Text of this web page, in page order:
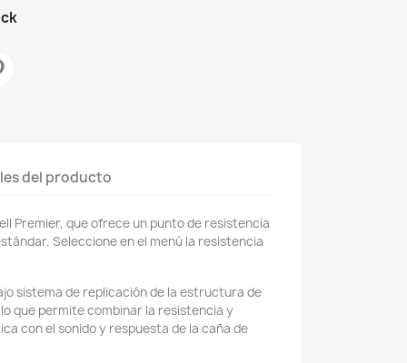
del producto
Premier, que ofrece un punto de resistencia
Seleccione en el menú la resistencia
sistema de replicación de la estructura de
que permite combinar la resistencia y
con el sonido y respuesta de la caña de